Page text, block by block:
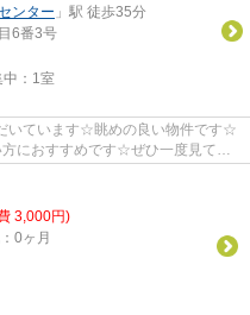
ンター 」駅 徒歩35分
6番3号
： 1室
いています☆眺めの良い物件です☆
におすすめです☆ぜひ一度見てい
3,000円)
0ヶ月